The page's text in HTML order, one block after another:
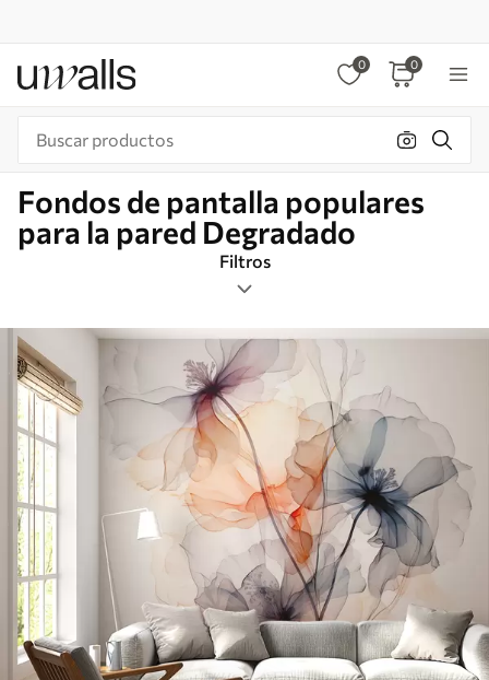
0 0
Fondos de pantalla populares
para la pared Degradado
Filtros
Formato de imagen
Degradado
Inteligente
Borrar todos los filtros